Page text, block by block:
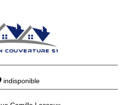
indisponible